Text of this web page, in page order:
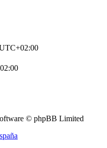
© phpBB Limited